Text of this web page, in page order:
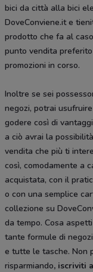
bici da città alla bici
DoveConviene.it e
prodotto che fa al
punto vendita
promozioni in corso.
Inoltre se sei
negozi, potrai
godere così di
a ciò avrai la
vendita che più ti
così, comodamente a
acquistata, con il
o con una semplice
collezione su
da tempo. Cosa
tante formule di
e tutte le tasche. Non
risparmiando, iscriviti